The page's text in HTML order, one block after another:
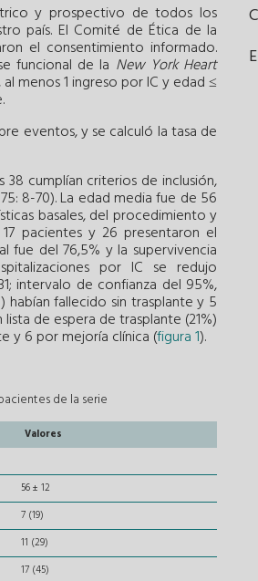
y prospectivo de todos los
país. El Comité de Ética de la
el consentimiento informado.
funcional de la New York Heart
menos 1 ingreso por IC y edad ≤
eventos, y se calculó la tasa de
38 cumplían criterios de inclusión,
8-70). La edad media fue de 56
basales, del procedimiento y
pacientes y 26 presentaron el
fue del 76,5% y la supervivencia
por IC se redujo
intervalo de confianza del 95%,
habían fallecido sin trasplante y 5
de espera de trasplante (21%)
y 6 por mejoría clínica (figura 1).
de la serie
Valores
56 ± 12
7 (19)
11 (29)
17 (45)